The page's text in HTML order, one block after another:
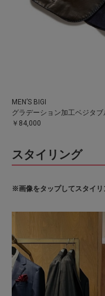
MEN’S BIGI
グラデーション加工ベジタ
￥84,000
スタイリング
※画像をタップしてスタイリ